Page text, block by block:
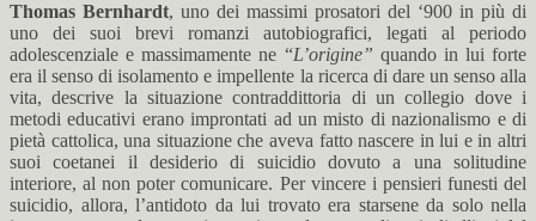
Thomas Bernhardt, uno dei massimi prosatori del ‘900 in più di
uno dei suoi brevi romanzi autobiografici, legati al periodo
adolescenziale e massimamente ne “L’origine” quando in lui forte
era il senso di isolamento e impellente la ricerca di dare un senso alla
vita, descrive la situazione contraddittoria di un collegio dove i
metodi educativi erano improntati ad un misto di nazionalismo e di
pietà cattolica, una situazione che aveva fatto nascere in lui e in altri
suoi coetanei il desiderio di suicidio dovuto a una solitudine
interiore, al non poter comunicare. Per vincere i pensieri funesti del
suicidio, allora, l’antidoto da lui trovato era starsene da solo nella